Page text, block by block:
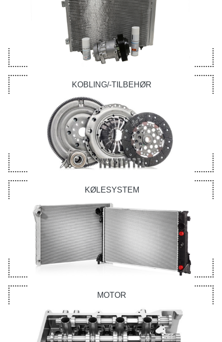
KOBLING/-TILBEHØR
KØLESYSTEM
MOTOR